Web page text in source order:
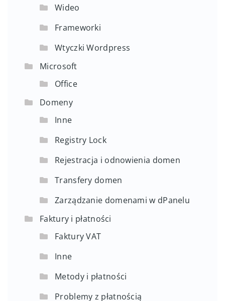
Wideo
Frameworki
Wtyczki Wordpress
Microsoft
Office
Domeny
Inne
Registry Lock
Rejestracja i odnowienia domen
Transfery domen
Zarządzanie domenami w dPanelu
Faktury i płatności
Faktury VAT
Inne
Metody i płatności
Problemy z płatnością